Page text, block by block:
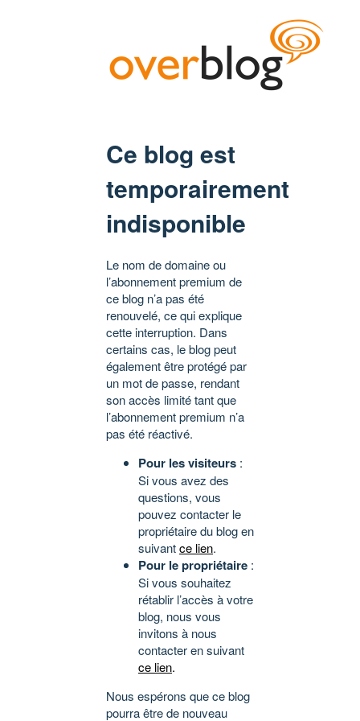
Ce blog est
temporairement
indisponible
Le nom de domaine ou
l’abonnement premium de
ce blog n’a pas été
renouvelé, ce qui explique
cette interruption. Dans
certains cas, le blog peut
également être protégé par
un mot de passe, rendant
son accès limité tant que
l’abonnement premium n’a
pas été réactivé.
Pour les visiteurs :
Si vous avez des
questions, vous
pouvez contacter le
propriétaire du blog en
suivantce lien.
Pour le propriétaire :
Si vous souhaitez
rétablir l’accès à votre
blog, nous vous
invitons à nous
contacter en suivant
ce lien.
Nous espérons que ce blog
pourra être de nouveau